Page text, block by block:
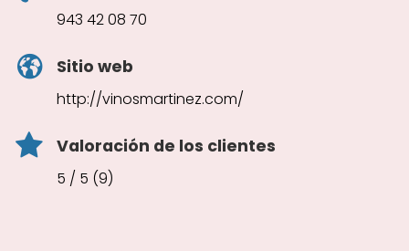
943 42 08 70
Sitio web
http://vinosmartinez.com/
Valoración de los clientes
5 / 5 (9)